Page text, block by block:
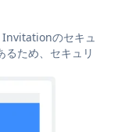
のセキュ
るため、セキュリ